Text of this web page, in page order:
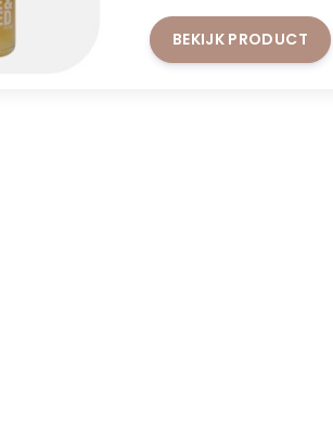
BEKIJK PRODUCT